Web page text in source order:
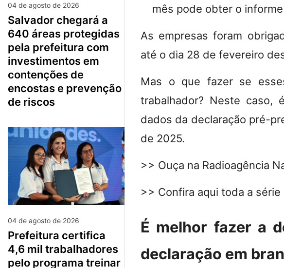
04 de agosto de 2026
salvador chegará a
640 áreas protegidas
pela prefeitura com
investimentos em
contenções de
encostas e prevenção
de riscos
04 de agosto de 2026
prefeitura certifica
4,6 mil trabalhadores
pelo programa treinar
mês pode obter o
As empresas foram
até o dia 28 de fevereiro
Mas o que fazer se
trabalhador? Neste caso,
dados da declaração pré-
de 2025.
>> Ouça na Radioagência
>> Confira aqui toda a
É melhor fazer a
declaração em